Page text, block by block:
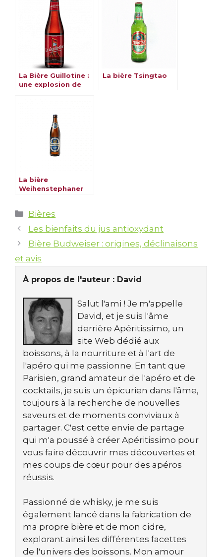
La Bière Guillotine :
une explosion de
La bière Tsingtao
La bière
Weihenstephaner
Catégories
Bières
Les bienfaits du jus antioxydant
Bière Budweiser : origines, déclinaisons
et avis
À propos de l'auteur : David
Salut l'ami ! Je m'appelle
David, et je suis l'âme
derrière Apéritissimo, un
site Web dédié aux
boissons, à la nourriture et à l'art de
l'apéro qui me passionne. En tant que
Parisien, grand amateur de l'apéro et de
cocktails, je suis un épicurien dans l'âme,
toujours à la recherche de nouvelles
saveurs et de moments conviviaux à
partager. C'est cette envie de partage
qui m'a poussé à créer Apéritissimo pour
vous faire découvrir mes découvertes et
mes coups de cœur pour des apéros
réussis.
Passionné de whisky, je me suis
également lancé dans la fabrication de
ma propre bière et de mon cidre,
explorant ainsi les différentes facettes
de l'univers des boissons. Mon amour